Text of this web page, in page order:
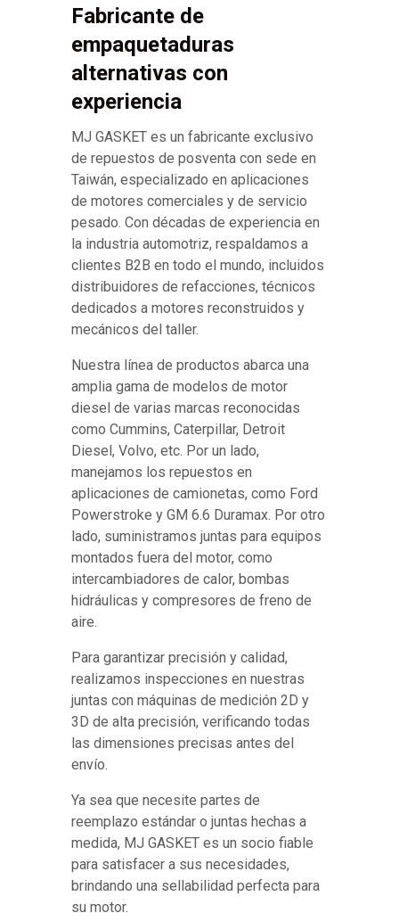
Fabricante de
empaquetaduras
alternativas con
experiencia
MJ GASKET es un fabricante exclusivo
de repuestos de posventa con sede en
Taiwán, especializado en aplicaciones
de motores comerciales y de servicio
pesado. Con décadas de experiencia en
la industria automotriz, respaldamos a
clientes B2B en todo el mundo, incluidos
distribuidores de refacciones, técnicos
dedicados a motores reconstruidos y
mecánicos del taller.
Nuestra línea de productos abarca una
amplia gama de modelos de motor
diesel de varias marcas reconocidas
como Cummins, Caterpillar, Detroit
Diesel, Volvo, etc. Por un lado,
manejamos los repuestos en
aplicaciones de camionetas, como Ford
Powerstroke y GM 6.6 Duramax. Por otro
lado, suministramos juntas para equipos
montados fuera del motor, como
intercambiadores de calor, bombas
hidráulicas y compresores de freno de
aire.
Para garantizar precisión y calidad,
realizamos inspecciones en nuestras
juntas con máquinas de medición 2D y
3D de alta precisión, verificando todas
las dimensiones precisas antes del
envío.
Ya sea que necesite partes de
reemplazo estándar o juntas hechas a
medida, MJ GASKET es un socio fiable
para satisfacer a sus necesidades,
brindando una sellabilidad perfecta para
su motor.